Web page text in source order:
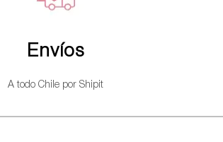
Envíos
A todo Chile por Shipit